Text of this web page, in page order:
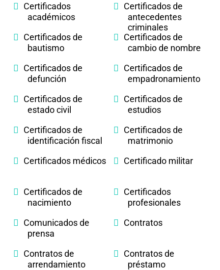
Certificados
académicos
Certificados de
antecedentes
criminales
Certificados de
bautismo
Certificados de
cambio de nombre
Certificados de
defunción
Certificados de
empadronamiento
Certificados de
estado civil
Certificados de
estudios
Certificados de
identificación fiscal
Certificados de
matrimonio
Certificados médicos
Certificado militar
Certificados de
nacimiento
Certificados
profesionales
Comunicados de
prensa
Contratos
Contratos de
arrendamiento
Contratos de
préstamo